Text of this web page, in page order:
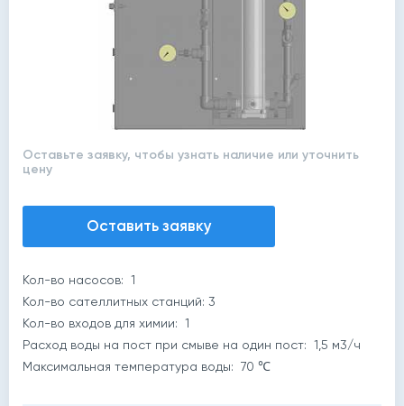
Оставьте заявку, чтобы узнать наличие или уточнить
цену
Оставить заявку
Кол-во насосов: 1
Кол-во сателлитных станций: 3
Кол-во входов для химии: 1
Расход воды на пост при смыве на один пост: 1,5 м3/ч
Максимальная температура воды: 70 ℃